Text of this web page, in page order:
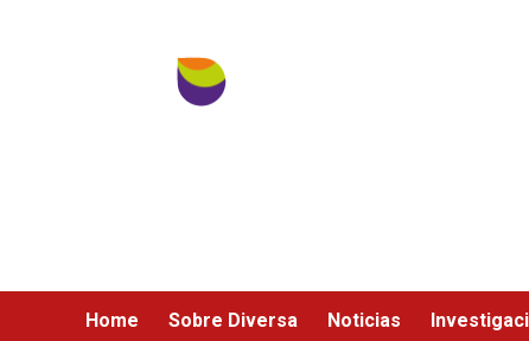
Home Sobre Diversa Noticias